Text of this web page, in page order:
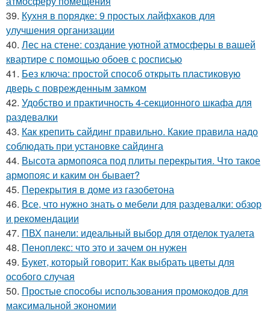
39. Кухня в порядке: 9 простых лайфхаков для
улучшения организации
40. Лес на стене: создание уютной атмосферы в вашей
квартире с помощью обоев с росписью
41. Без ключа: простой способ открыть пластиковую
дверь с поврежденным замком
42. Удобство и практичность 4-секционного шкафа для
раздевалки
43. Как крепить сайдинг правильно. Какие правила надо
соблюдать при установке сайдинга
44. Высота армопояса под плиты перекрытия. Что такое
армопояс и каким он бывает?
45. Перекрытия в доме из газобетона
46. Все, что нужно знать о мебели для раздевалки: обзор
и рекомендации
47. ПВХ панели: идеальный выбор для отделок туалета
48. Пеноплекс: что это и зачем он нужен
49. Букет, который говорит: Как выбрать цветы для
особого случая
50. Простые способы использования промокодов для
максимальной экономии